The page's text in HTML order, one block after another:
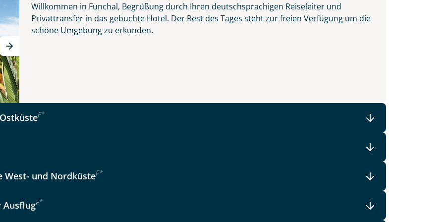
Reisen auf der Merkliste
schönste Blume des Atlantiks
wählen
Auswahl übernehmen
Willkommen in Funchal, Begrüßung durch Ihren deutschsprachigen Reiseleiter und
Privattransfer in das gebuchte Hotel. Der Rest des Tages steht zur freien Verfügung um die
schöne Umgebung zu erkunden.
F*
West- und NordküsteF*
AusflugF*